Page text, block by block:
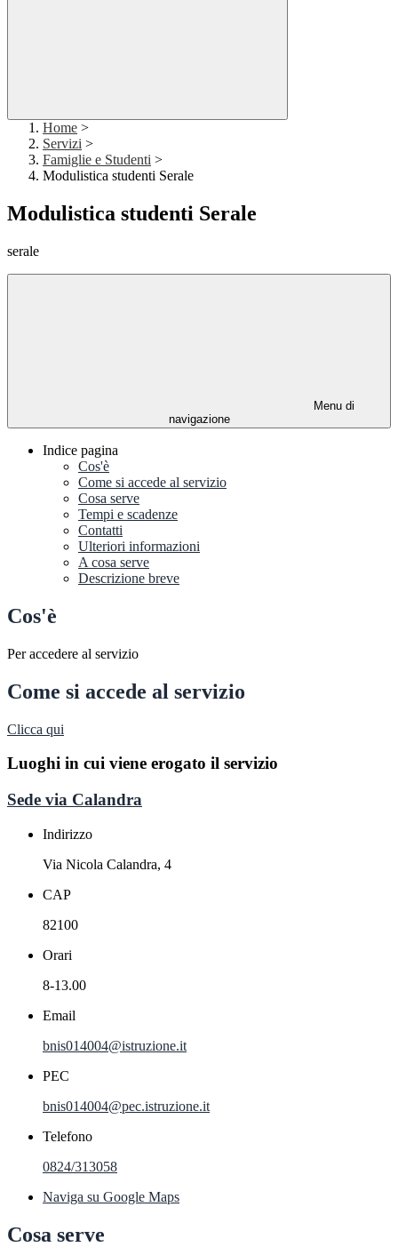
Home >
Servizi >
Famiglie e Studenti >
Modulistica studenti Serale
Modulistica studenti Serale
serale
Menu di
navigazione
Indice pagina
Cos'è
Come si accede al servizio
Cosa serve
Tempi e scadenze
Contatti
Ulteriori informazioni
A cosa serve
Descrizione breve
Cos'è
Per accedere al servizio
Come si accede al servizio
Clicca qui
Luoghi in cui viene erogato il servizio
Sede via Calandra
Indirizzo
Via Nicola Calandra, 4
CAP
82100
Orari
8-13.00
Email
bnis014004@istruzione.it
PEC
bnis014004@pec.istruzione.it
Telefono
0824/313058
Naviga su Google Maps
Cosa serve